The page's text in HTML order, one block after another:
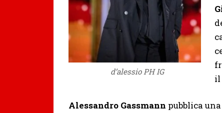
d’alessio PH IG
il
Alessandro Gassmann pubblica